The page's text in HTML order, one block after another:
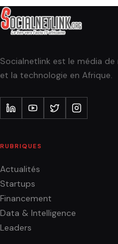
Socialnetlink est le média
et la technologie en Afrique.
RUBRIQUES
Actualités
Startups
Financement
Data & Intelligence
Leaders